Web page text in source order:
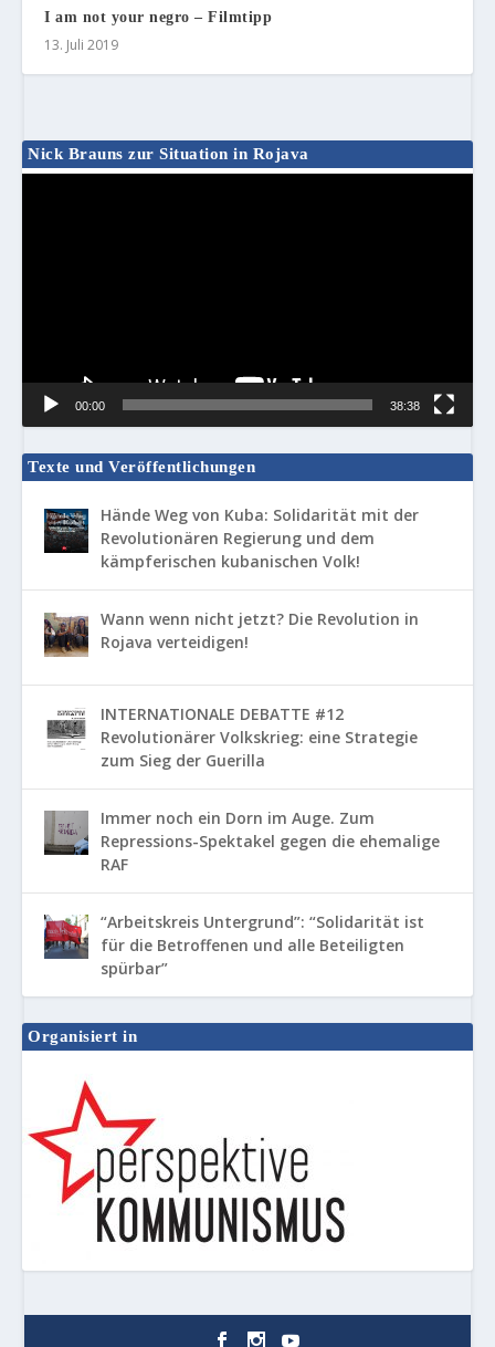
I am not your negro – Filmtipp
13. Juli 2019
Nick Brauns zur Situation in Rojava
00:00 38:38
Texte und Veröffentlichungen
Hände Weg von Kuba: Solidarität mit der
Revolutionären Regierung und dem
kämpferischen kubanischen Volk!
Wann wenn nicht jetzt? Die Revolution in
Rojava verteidigen!
INTERNATIONALE DEBATTE #12
Revolutionärer Volkskrieg: eine Strategie
zum Sieg der Guerilla
Immer noch ein Dorn im Auge. Zum
Repressions-Spektakel gegen die ehemalige
RAF
“Arbeitskreis Untergrund”: “Solidarität ist
für die Betroffenen und alle Beteiligten
spürbar”
Organisiert in